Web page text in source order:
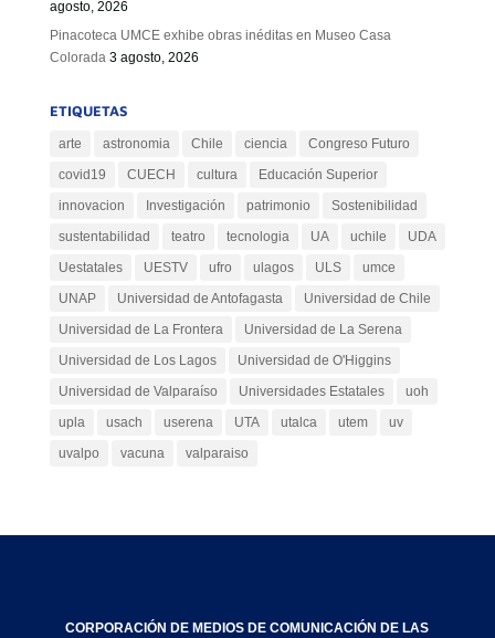
agosto, 2026
Pinacoteca UMCE exhibe obras inéditas en Museo Casa
Colorada 3 agosto, 2026
ETIQUETAS
arte astronomia Chile ciencia
Congreso Futuro
covid19
CUECH cultura
Educación Superior
innovacion
Investigación patrimonio
Sostenibilidad
sustentabilidad
teatro tecnologia UA uchile
UDA
Uestatales
UESTV ufro ulagos ULS
umce
UNAP
Universidad de Antofagasta
Universidad de Chile
Universidad de La Frontera
Universidad de La Serena
Universidad de Los Lagos
Universidad de O'Higgins
Universidad de Valparaíso
Universidades Estatales
uoh
upla
usach userena UTA utalca utem
uv
uvalpo
vacuna valparaiso
CORPORACIÓN DE MEDIOS DE COMUNICACIÓN DE LAS